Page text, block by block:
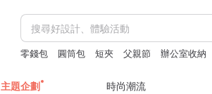
零錢包 圓筒包 短夾 父親節 辦公室收納
主題企劃 時尚潮流